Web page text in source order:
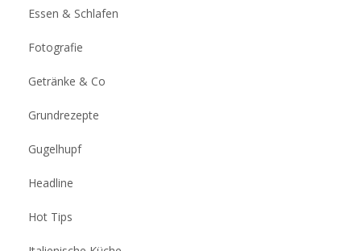
Essen & Schlafen
Fotografie
Getränke & Co
Grundrezepte
Gugelhupf
Headline
Hot Tips